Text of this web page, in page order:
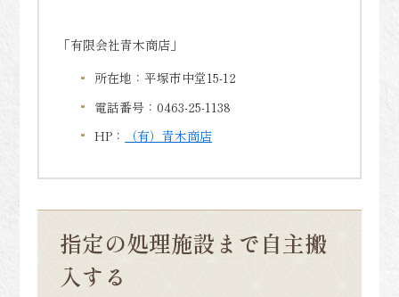
「有限会社青木商店」
所在地：平塚市中堂15-12
電話番号：0463-25-1138
HP：
（有）青木商店
指定の処理施設まで自主搬
入する